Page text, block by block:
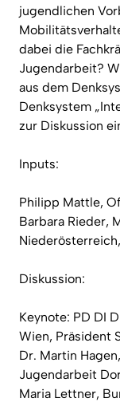
jugendlichen
dabei die
Jugendarbeit?
aus dem
Denksystem
zur Diskussion
Inputs:
Philipp Mattle,
Barbara Rieder,
Diskussion:
Keynote: PD DI
Wien, Präsident
Dr. Martin
Jugendarbeit
Maria Lettner,